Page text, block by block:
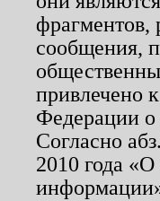
фрагментов,
сообщения,
привлечено
Федерации о
Согласно
2010 года